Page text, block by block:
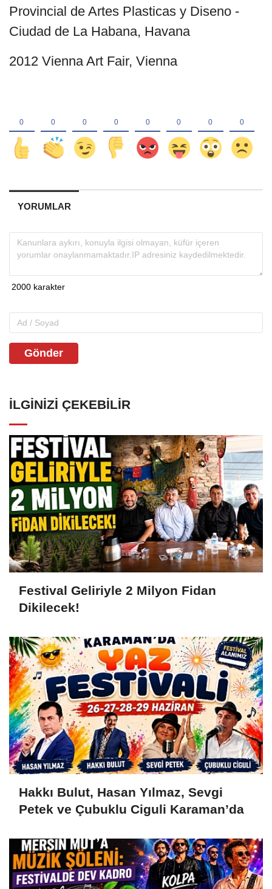
Provincial de Artes Plasticas y Diseno -
Ciudad de La Habana, Havana
2012 Vienna Art Fair, Vienna
YORUMLAR
Gönder
İLGINIZI ÇEKEBILIR
Festival Geliriyle 2 Milyon Fidan
Dikilecek!
Hakkı Bulut, Hasan Yılmaz, Sevgi
Petek ve Çubuklu Ciguli Karaman’da